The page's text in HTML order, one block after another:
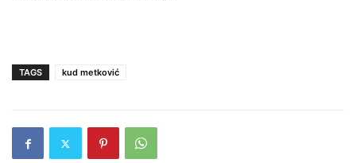
TAGS kud metković